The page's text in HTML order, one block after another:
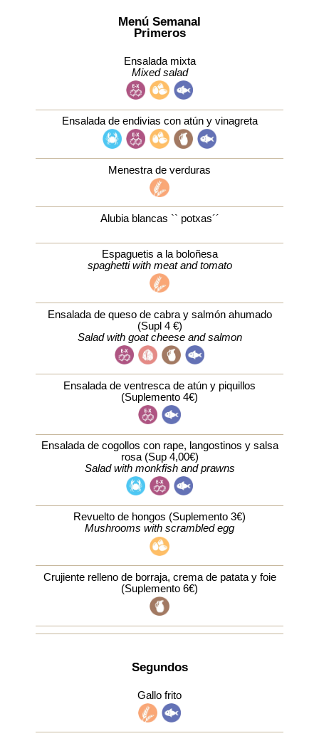
Menú Semanal
Primeros
Ensalada mixta
Mixed salad
Ensalada de endivias con atún y vinagreta
Menestra de verduras
Alubia blancas `` potxas´´
Espaguetis a la boloñesa
spaghetti with meat and tomato
Ensalada de queso de cabra y salmón ahumado
(Supl 4 €)
Salad with goat cheese and salmon
Ensalada de ventresca de atún y piquillos
(Suplemento 4€)
Ensalada de cogollos con rape, langostinos y salsa
rosa (Sup 4,00€)
Salad with monkfish and prawns
Revuelto de hongos (Suplemento 3€)
Mushrooms with scrambled egg
Crujiente relleno de borraja, crema de patata y foie
(Suplemento 6€)
Segundos
Gallo frito